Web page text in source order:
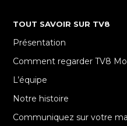
TOUT SAVOIR SUR TV8
Présentation
Comment regarder TV8
L’équipe
Notre histoire
Communiquez sur votre